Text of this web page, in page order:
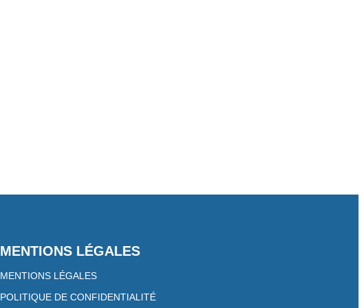
MENTIONS LÉGALES
MENTIONS LÉGALES​
POLITIQUE DE CONFIDENTIALITÉ